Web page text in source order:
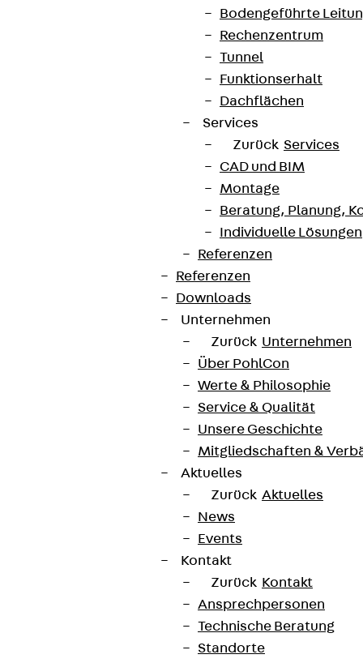
Bodengeführte
Rechenzentrum
Tunnel
Funktionserhalt
Dachflächen
Services
Zurück Services
CAD und BIM
Montage
Beratung, Planung,
Individuelle Lösungen
Referenzen
Referenzen
Downloads
Unternehmen
Zurück Unternehmen
Über PohlCon
Werte & Philosophie
Service & Qualität
Unsere Geschichte
Mitgliedschaften &
Aktuelles
Zurück Aktuelles
News
Events
Kontakt
Zurück Kontakt
Ansprechpersonen
Technische Beratung
Standorte